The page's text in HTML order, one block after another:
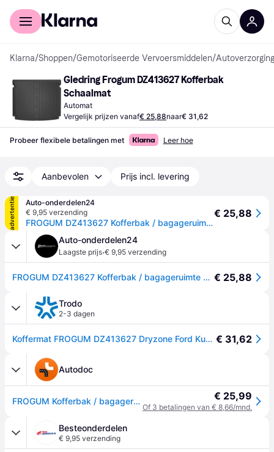
Voor shoppers
Klarna/Shoppen/Gemotoriseerde Vervoersmiddelen/
Gledring Frogum DZ413627 Kofferbak
Schaalmat
Automat
Vergelijk prijzen vanaf€ 25,88naar€ 31,62
Probeer flexibele betalingen met Leer hoe
Aanbevolen Prijs incl. levering
advertentie
Auto-onderdelen24
€ 9,95 verzending
FROGUM DZ413627 Kofferbak / bagageruimte schaalmat Rubber, Op maat gemaakt
€ 25,88
Auto-onderdelen24
Laagste prijs·€ 9,95 verzending
FROGUM DZ413627 Kofferbak / bagageruimte schaalmat Rubber, Op maat gemaakt € 25,88
Trodo
2-3 dagen
Koffermat FROGUM DZ413627 Dryzone Ford Kuga III Titanium 2019+ € 31,62
Autodoc
FROGUM Kofferbak / bagageruimte schaalmat FORD DZ413627 Kofferbakmat € 25,99
Of 3 betalingen van € 8,66/mnd.
Besteonderdelen
€ 9,95 verzending